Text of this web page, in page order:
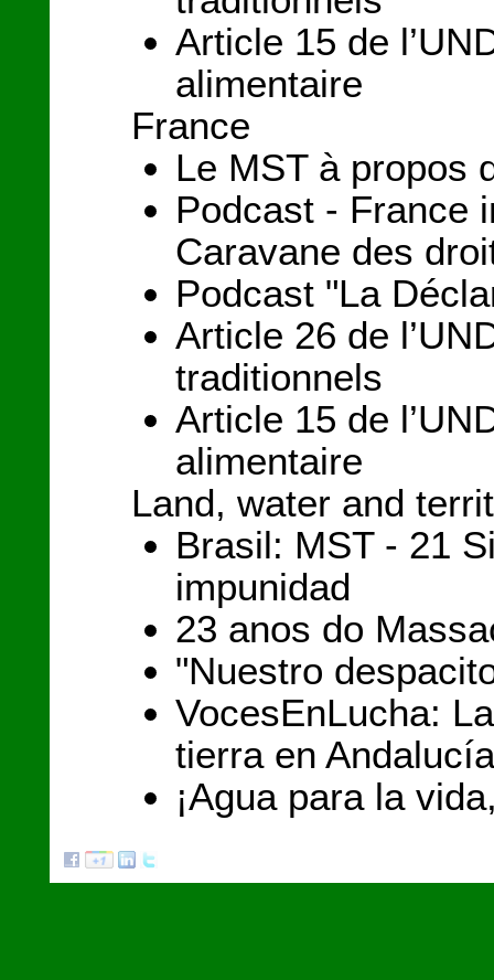
Article 15 de
alimentaire
France
Le MST à propos
Podcast - France
Caravane des
Podcast "La
Article 26 de
traditionnels
Article 15 de
alimentaire
Land, water and
Brasil: MST - 21
impunidad
23 anos do
"Nuestro
VocesEnLucha:
tierra en Andalucía
¡Agua para la